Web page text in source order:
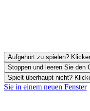
Aufgehört zu spielen?
Stoppen und leeren Sie den
Spielt überhaupt nicht?
Sie in einem neuen Fenster